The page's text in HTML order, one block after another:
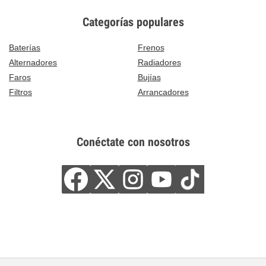
Categorías populares
Baterías
Frenos
Alternadores
Radiadores
Faros
Bujías
Filtros
Arrancadores
Conéctate con nosotros